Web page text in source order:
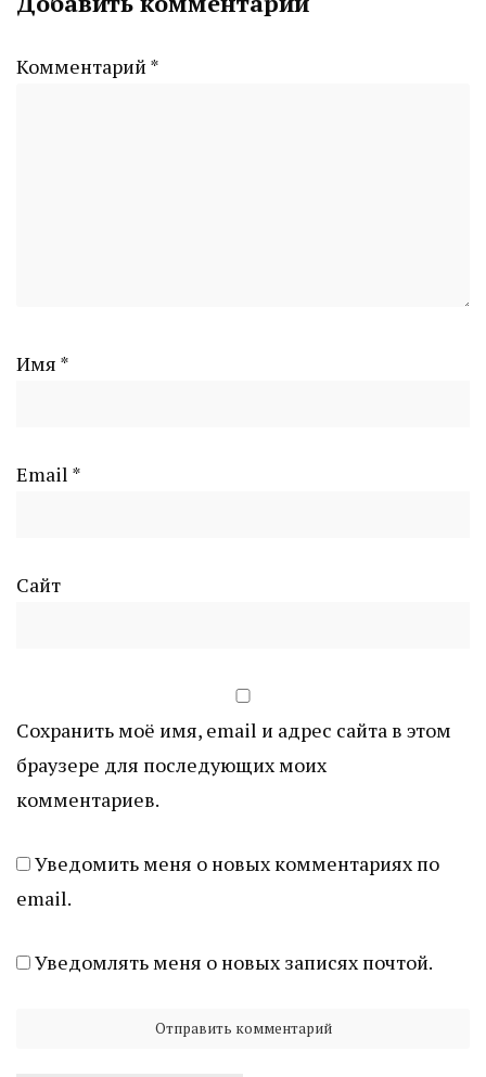
Комментарий *
Имя *
Email *
Сайт
Сохранить моё имя, email и адрес сайта в этом
браузере для последующих моих
комментариев.
Уведомить меня о новых комментариях по
email.
Уведомлять меня о новых записях почтой.